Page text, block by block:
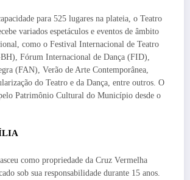
para 525 lugares na plateia, o Teatro
variados espetáculos e eventos de âmbito
como o Festival Internacional de Teatro
Fórum Internacional de Dança (FID),
(FAN), Verão de Arte Contemporânea,
do Teatro e da Dança, entre outros. O
Patrimônio Cultural do Município desde o
como propriedade da Cruz Vermelha
sob sua responsabilidade durante 15 anos.